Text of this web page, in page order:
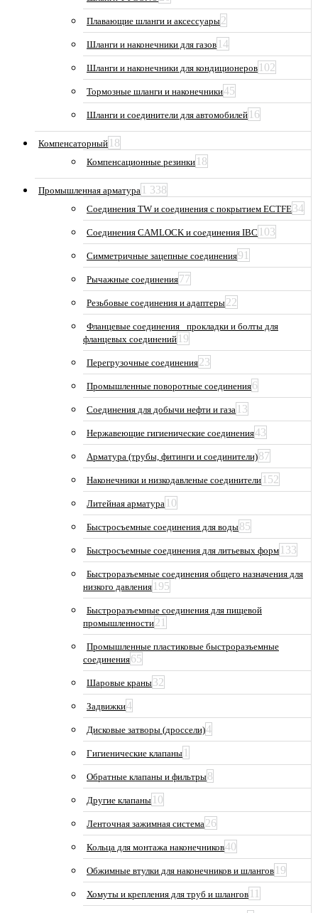
Плавающие шланги и аксессуары2
Шланги и наконечники для газов 14
Шланги и наконечники для кондиционеров 102
Тормозные шланги и наконечники45
Шланги и соединители для автомобилей 16
Компенсаторный 18
Компенсационные резинки 18
Промышленная арматура 1 338
Соединения TW и соединения с покрытием ECTFE34
Соединения CAMLOCK и соединения IBC 103
Симметричные зацепные соединения91
Рычажные соединения77
Резьбовые соединения и адаптеры22
Фланцевые соединения_ прокладки и болты для
фланцевых соединений 19
Перегрузочные соединения23
Промышленные поворотные соединения6
Соединения для добычи нефти и газа 13
Нержавеющие гигиенические соединения43
Арматура (трубы, фитинги и соединители)87
Наконечники и низкодавленые соединители 152
Литейная арматура 10
Быстросъемные соединения для воды85
Быстросъемные соединения для литьевых форм 133
Быстроразъемные соединения общего назначения для
низкого давления 195
Быстроразъемные соединения для пищевой
промышленности21
Промышленные пластиковые быстроразъемные
соединения65
Шаровые краны32
Задвижки4
Дисковые затворы (дроссели)4
Гигиенические клапаны 1
Обратные клапаны и фильтры8
Другие клапаны 10
Ленточная зажимная система26
Кольца для монтажа наконечников40
Обжимные втулки для наконечников и шлангов 19
Хомуты и крепления для труб и шлангов 11